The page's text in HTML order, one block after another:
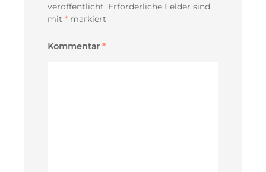
veröffentlicht. Erforderliche Felder sind
mit * markiert
Kommentar *